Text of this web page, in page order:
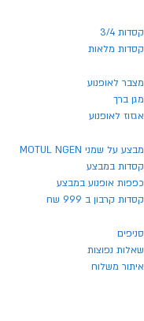
קסדות 3/4
קסדות מלאות
מצבר לאופנוע
מגן ברך
אגזוז לאופנוע
מבצע על שמני MOTUL NGEN
קסדות במבצע
כפפות אופנוע במבצע
קסדות קרבון ב 999 שח
סניפים
שאלות נפוצות
איתור משלוח